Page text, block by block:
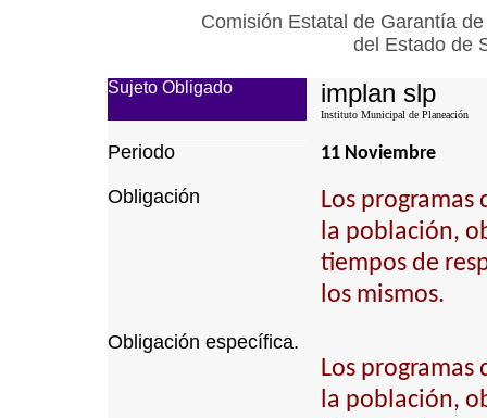
Comisión Estatal de Garantía
del Estado de
Sujeto Obligado implan slp
Instituto Municipal de Planeación
Periodo 11 Noviembre
Obligación
Los
la población,
tiempos de
los mismos.
Obligación específica.
Los
la población,